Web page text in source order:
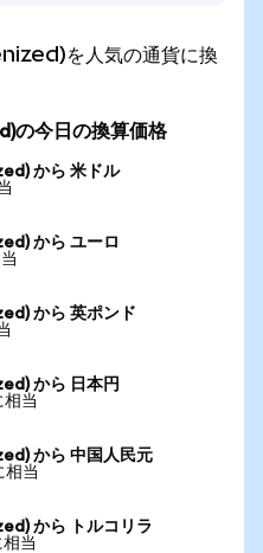
を人気の通貨に換
の今日の換算価格
から 米ドル
から ユーロ
から 英ポンド
から 日本円
相当
から 中国人民元
相当
から トルコリラ
当